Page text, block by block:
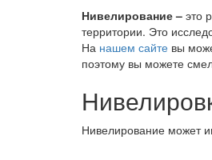
Нивелирование – это
территории. Это
На нашем сайте вы
поэтому вы можете
Нивелирование может